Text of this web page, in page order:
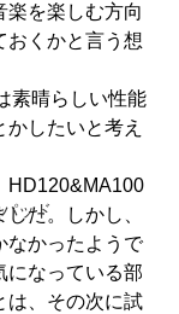
ッド
楽を楽しむ方向
おくかと言う想
素晴らしい性能
したいと考え
HD120&MA100
た。しかし、
なかったようで
になっている部
は、その次に試